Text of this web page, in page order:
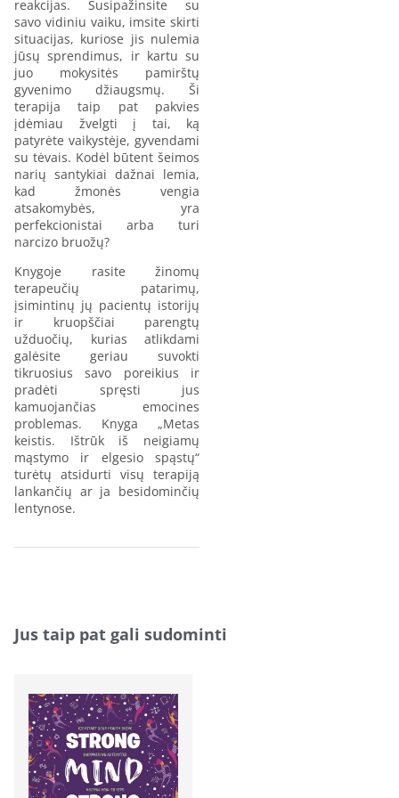
reakcijas. Susipažinsite su
savo vidiniu vaiku, imsite skirti
situacijas, kuriose jis nulemia
jūsų sprendimus, ir kartu su
juo mokysitės pamirštų
gyvenimo džiaugsmų. Ši
terapija taip pat pakvies
įdėmiau žvelgti į tai, ką
patyrėte vaikystėje, gyvendami
su tėvais. Kodėl būtent šeimos
narių santykiai dažnai lemia,
kad žmonės vengia
atsakomybės, yra
perfekcionistai arba turi
narcizo bruožų?
Knygoje rasite žinomų
terapeučių patarimų,
įsimintinų jų pacientų istorijų
ir kruopščiai parengtų
užduočių, kurias atlikdami
galėsite geriau suvokti
tikruosius savo poreikius ir
pradėti spręsti jus
kamuojančias emocines
problemas. Knyga „Metas
keistis. Ištrūk iš neigiamų
mąstymo ir elgesio spąstų“
turėtų atsidurti visų terapiją
lankančių ar ja besidominčių
lentynose.
Jus taip pat gali sudominti